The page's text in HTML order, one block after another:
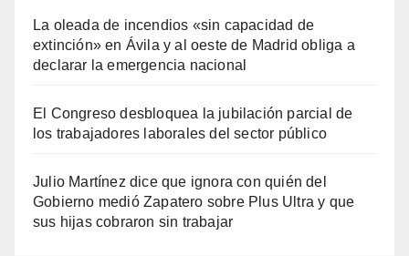
La oleada de incendios «sin capacidad de
extinción» en Ávila y al oeste de Madrid obliga a
declarar la emergencia nacional
El Congreso desbloquea la jubilación parcial de
los trabajadores laborales del sector público
Julio Martínez dice que ignora con quién del
Gobierno medió Zapatero sobre Plus Ultra y que
sus hijas cobraron sin trabajar